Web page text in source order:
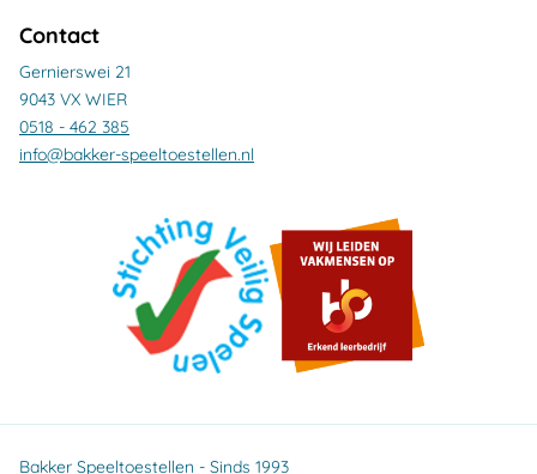
Contact
Gernierswei 21
9043 VX WIER
0518 - 462 385
info@bakker-speeltoestellen.nl
Bakker Speeltoestellen - Sinds 1993